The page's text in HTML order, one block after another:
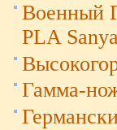
Военный
PLA
Гамма-